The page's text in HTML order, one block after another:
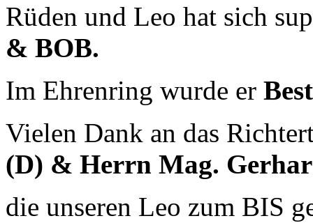
Rüden und Leo hat sich
& BOB.
Im Ehrenring wurde er
Vielen Dank an das
(D) & Herrn Mag.
die unseren Leo zum BIS